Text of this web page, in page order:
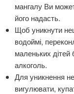
мангалу Ви
його надасть.
Щоб уникнути
водоймі,
маленьких дітей
алкоголь.
Для уникнення
вигулювати,